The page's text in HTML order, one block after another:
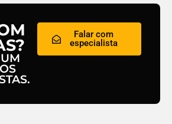
Falar com
especialista